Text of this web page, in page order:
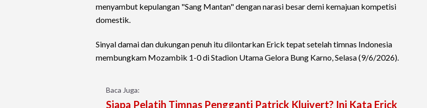
menyambut kepulangan "Sang Mantan" dengan narasi besar demi kemajuan kompetisi
domestik.
Sinyal damai dan dukungan penuh itu dilontarkan Erick tepat setelah timnas Indonesia
membungkam Mozambik 1-0 di Stadion Utama Gelora Bung Karno, Selasa (9/6/2026).
Baca Juga:
Siapa Pelatih Timnas Pengganti Patrick Kluivert? Ini Kata Erick